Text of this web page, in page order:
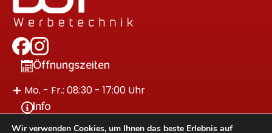
Öffnungszeiten
Mo. - Fr.: 08:30 - 17:00 Uhr
Info
Wir verwenden Cookies, um Ihnen das beste Erlebnis auf